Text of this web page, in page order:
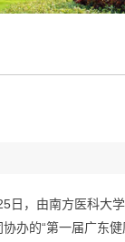
日，由南方医科大
办的“第一届广东